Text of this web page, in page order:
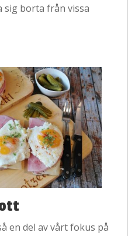
sig borta från vissa
en del av vårt fokus på